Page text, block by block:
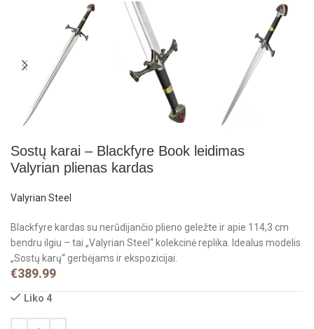
Sostų karai – Blackfyre Book leidimas
Valyrian plienas kardas
Valyrian Steel
Blackfyre kardas su nerūdijančio plieno geležte ir apie 114,3 cm
bendru ilgiu – tai „Valyrian Steel“ kolekcinė replika. Idealus modelis
„Sostų karų“ gerbėjams ir ekspozicijai.
€389.99
Liko 4